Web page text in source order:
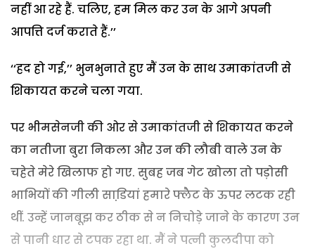
नहीं आ रहे हैं. चलिए, हम मिल कर उन के आगे अपनी
आपत्ति दर्ज कराते हैं.’’
‘‘हद हो गई,’’ भुनभुनाते हुए मैं उन के साथ उमाकांतजी से
शिकायत करने चला गया.
पर भीमसेनजी की ओर से उमाकांतजी से शिकायत करने
का नतीजा बुरा निकला और उन की लौबी वाले उन के
चहेते मेरे खिलाफ हो गए. सुबह जब गेट खोला तो पड़ोसी
भाभियों की गीली साडि़यां हमारे फ्लैट के ऊपर लटक रही
थीं. उन्हें जानबूझ कर ठीक से न निचोड़े जाने के कारण उन
से पानी धार से टपक रहा था. मैं ने पत्नी कुलदीपा को